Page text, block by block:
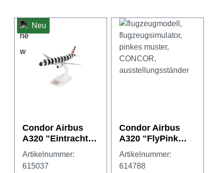
Neu
Condor Airbus
A320 "Eintracht
Frankfurt" – D-
ASGE
Artikelnummer:
615037
Condor Airbus
A320 "FlyPink
Plane" - D-AICS
Artikelnummer:
614788